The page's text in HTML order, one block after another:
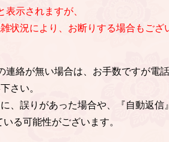
示されますが、
状況により、お断りする場合もござ
連絡が無い場合は、お手数ですが電
さい。
、誤りがあった場合や、『自動返信
る可能性がございます。